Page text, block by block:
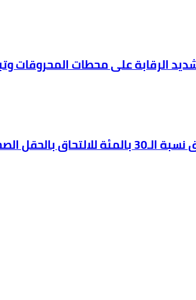
الرقابة على محطات المحروقات
على طلبة مواليد 2009